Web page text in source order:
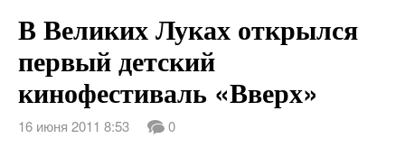
Слово Дело
Народные
ВТРК
В Великих Луках открылся
первый детский
кинофестиваль «Вверх»
16 июня 2011 8:53 0